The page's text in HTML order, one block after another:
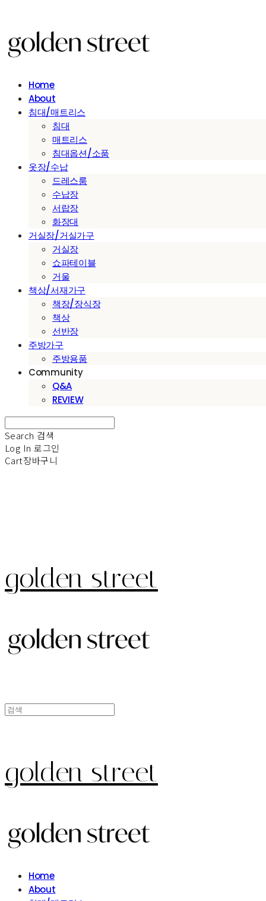
Home
About
침대/매트리스
침대
매트리스
침대옵션/소품
옷장/수납
드레스룸
수납장
서랍장
화장대
거실장/거실가구
거실장
쇼파테이블
거울
책상/서재가구
책장/장식장
책상
선반장
주방가구
주방용품
Community
Q&A
REVIEW
Search 검색
Log In 로그인
Cart장바구니
golden street
golden street
Home
About